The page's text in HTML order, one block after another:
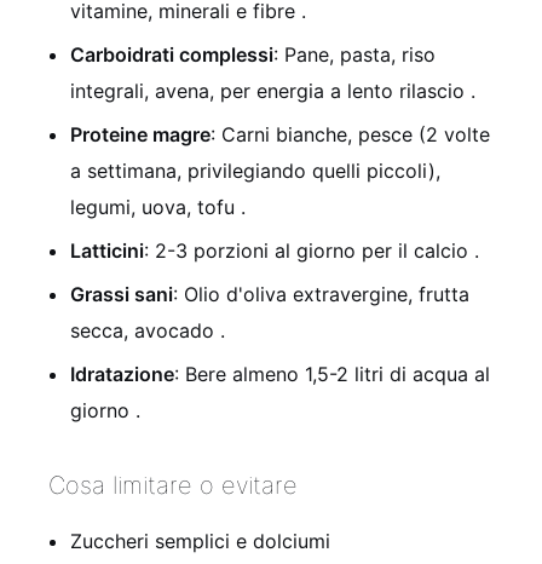
vitamine, minerali e fibre .
Carboidrati complessi: Pane, pasta, riso
integrali, avena, per energia a lento rilascio .
Proteine magre: Carni bianche, pesce (2 volte
a settimana, privilegiando quelli piccoli),
legumi, uova, tofu .
Latticini: 2-3 porzioni al giorno per il calcio .
Grassi sani: Olio d'oliva extravergine, frutta
secca, avocado .
Idratazione: Bere almeno 1,5-2 litri di acqua al
giorno .
Cosa limitare o evitare
Zuccheri semplici e dolciumi